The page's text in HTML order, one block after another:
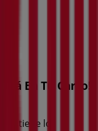
En Tu Carro!
tiene los